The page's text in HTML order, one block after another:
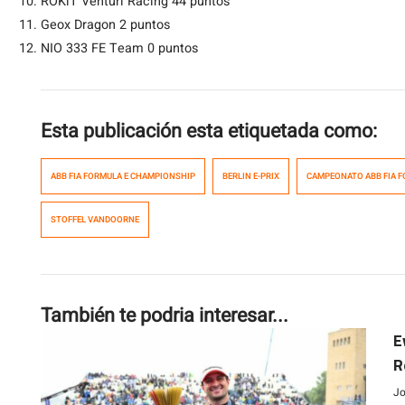
Geox Dragon 2 puntos
NIO 333 FE Team 0 puntos
Esta publicación esta etiquetada como:
ABB FIA FORMULA E CHAMPIONSHIP BERLIN E-PRIX CAMPEONATO ABB FIA
STOFFEL VANDOORNE
También te podria interesar...